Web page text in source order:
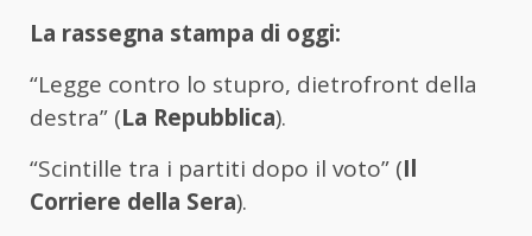
La rassegna stampa di oggi:
“Legge contro lo stupro, dietrofront della
destra” (La Repubblica).
“Scintille tra i partiti dopo il voto” (Il
Corriere della Sera).